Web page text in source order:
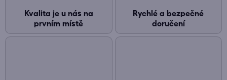
Kvalita je u nás na
prvním místě
Rychlé a bezpečné
doručení